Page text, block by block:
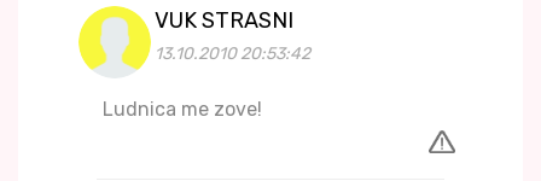
VUK STRASNI
13.10.2010 20:53:42
Ludnica me zove!